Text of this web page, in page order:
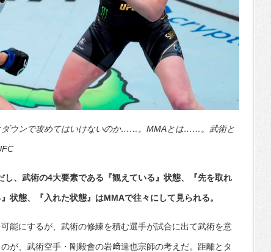
ダウンで攻めてはいけないのか……。MMAとは……。武術と
し、武術の4大要素である『観えている』状態、『先を取れ
状態、『入れた状態』はMMAで往々にして見られる。
能にするが、武術の修練を積む選手が試合に出て武術を意
が、武術空手・剛毅會の岩﨑達也宗師の考えだ。距離とタ